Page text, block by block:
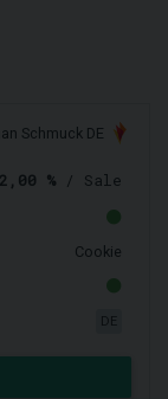
Schmuck DE
% / Sale
Cookie